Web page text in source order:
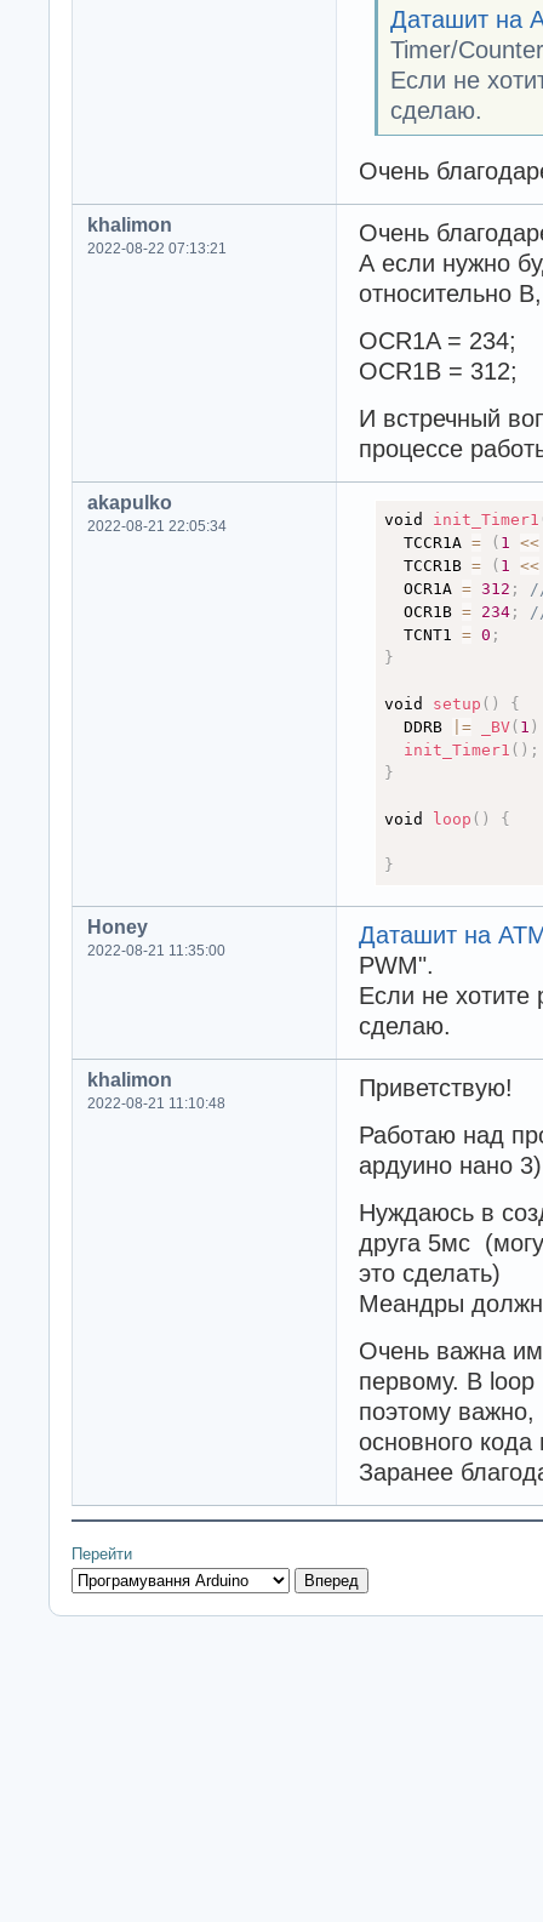
Даташит на
Timer/
Если не
сделаю.
Очень
khalimon
2022-08-22 07:13:21
Очень
А если нужно
относительно
OCR1A = 234;
OCR1B = 312;
И встречный
процессе
akapulko
2022-08-21 22:05:34 void init_Timer1
  TCCR1A
= ( 1 <<
  TCCR1B
= ( 1 <<
  OCR1A
= 312 ;
  OCR1B
= 234;
  TCNT1
= 0 ;
}
void setup ( )
{
  DDRB
= _BV( 1 )
init_Timer1 ( ) ;
}
void loop ( ) {
}
Honey
2022-08-21 11:35:00
Даташит на
PWM".
Если не хотите
сделаю.
khalimon
2022-08-21 11:10:48
Приветствую!
Работаю над
ардуино нано 3)
Нуждаюсь в
друга 5мс
это сделать)
Меандры
Очень важна
первому. В loop
поэтому
основного
Заранее
Перейти